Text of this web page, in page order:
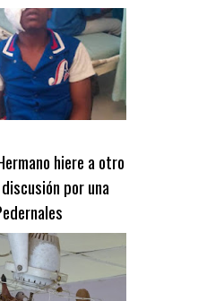
hiere a otro
por una